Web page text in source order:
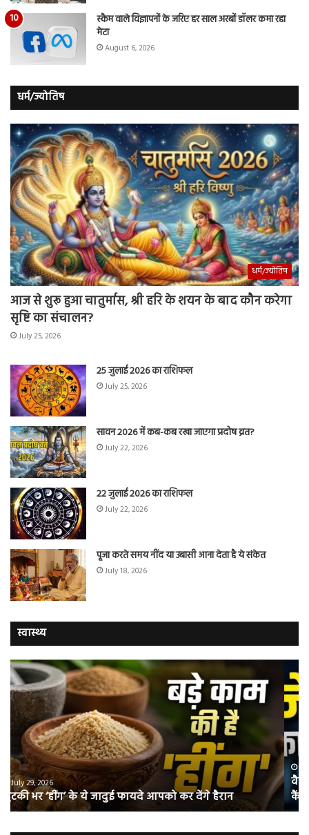
स्कैम वाले विज्ञापनों के जरिए हर साल अरबों डॉलर कमा रहा
मेटा
August 6, 2026
धर्म/ज्योतिष
धर्म/ज्योतिष
आज से शुरू हुआ चातुर्मास, श्री हरि के शयन के बाद कौन करेगा
सृष्टि का संचालन?
July 25, 2026
25 जुलाई 2026 का राशिफल
July 25, 2026
सावन 2026 में कब-कब रखा जाएगा प्रदोष व्रत?
July 22, 2026
22 जुलाई 2026 का राशिफल
July 22, 2026
पूजा करते समय नींद या उबासी आना देता है ये संकेत
July 18, 2026
स्वास्थ्य
वैज्ञानिकों
ने
बताया
कि
क्यों
नॉन-
स्मोकर्स
भी
हो
जाते
हैं
July 28, 2026
वैज्ञानिकों ने बताया कि क्यों नॉन-स्मोकर्स भी हो जाते हैं लंग
कैंसर का शिकार
की